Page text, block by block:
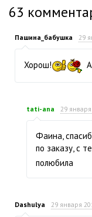
63
Пашина_бабушка 29
Хорош!
tati-ana 29
Фаина,
по заказу, с
полюбила
Dashulya 29 января